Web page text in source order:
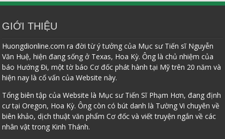
GIỚI THIỆU
Huongdionline.com ra đời từ ý tưởng của Mục sư Tiến sĩ Nguyễn
Văn Huệ, hiện đang sống ở Texas, Hoa Kỳ. Ông là chủ nhiệm của
báo Hướng Đi, một tờ báo Cơ đốc phát hành tại Mỹ trên 20 năm và
hiện nay là cố vấn của Website này.
Tổng biên tập của Website là Mục sư Tiến Sĩ Phạm Hơn, đang định
cư tại Oregon, Hoa Kỳ. Ông còn có bút danh là Tường Vi chuyên về
biên khảo, dịch thuật văn phẩm Cơ đốc và viết truyện ngắn về các
nhân vật trong Kinh Thánh.